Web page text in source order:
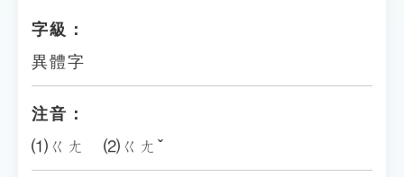
字級：
異體字
注音：
⑴ㄍㄤ ⑵ㄍㄤˇ